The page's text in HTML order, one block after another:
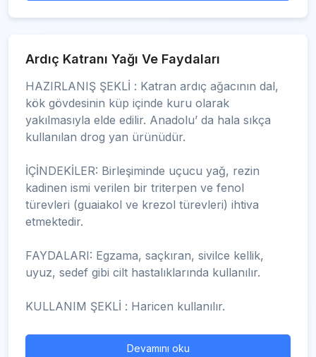
Ardıç Katranı Yağı Ve Faydaları
HAZIRLANIŞ ŞEKLİ : Katran ardıç ağacının dal,
kök gövdesinin küp içinde kuru olarak
yakılmasıyla elde edilir. Anadolu’ da hala sıkça
kullanılan drog yan ürünüdür.
İÇİNDEKİLER: Birleşiminde uçucu yağ, rezin
kadinen ismi verilen bir triterpen ve fenol
türevleri (guaiakol ve krezol türevleri) ihtiva
etmektedir.
FAYDALARI: Egzama, saçkıran, sivilce kellik,
uyuz, sedef gibi cilt hastalıklarında kullanılır.
KULLANIM ŞEKLİ : Haricen kullanılır.
Devamını oku